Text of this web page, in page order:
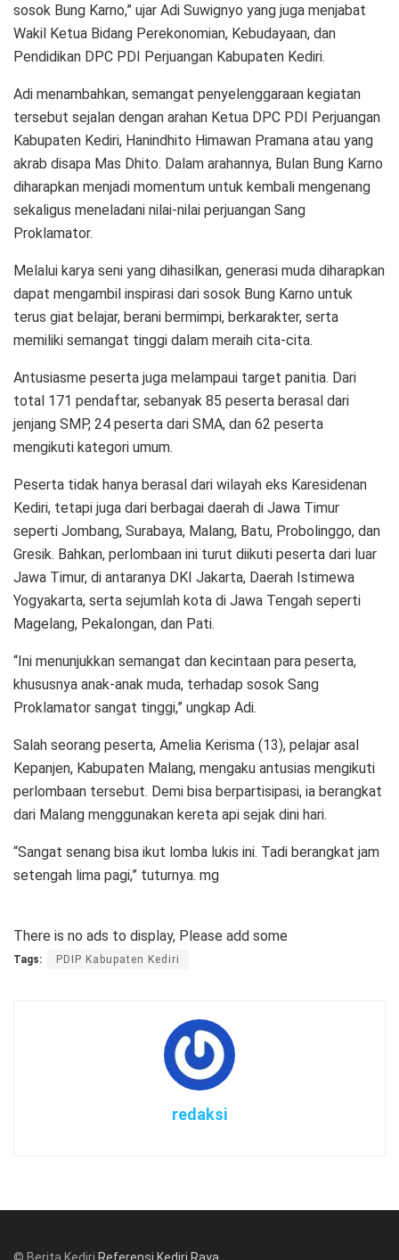
sosok Bung Karno,” ujar Adi Suwignyo yang juga menjabat
Wakil Ketua Bidang Perekonomian, Kebudayaan, dan
Pendidikan DPC PDI Perjuangan Kabupaten Kediri.
Adi menambahkan, semangat penyelenggaraan kegiatan
tersebut sejalan dengan arahan Ketua DPC PDI Perjuangan
Kabupaten Kediri, Hanindhito Himawan Pramana atau yang
akrab disapa Mas Dhito. Dalam arahannya, Bulan Bung Karno
diharapkan menjadi momentum untuk kembali mengenang
sekaligus meneladani nilai-nilai perjuangan Sang
Proklamator.
Melalui karya seni yang dihasilkan, generasi muda diharapkan
dapat mengambil inspirasi dari sosok Bung Karno untuk
terus giat belajar, berani bermimpi, berkarakter, serta
memiliki semangat tinggi dalam meraih cita-cita.
Antusiasme peserta juga melampaui target panitia. Dari
total 171 pendaftar, sebanyak 85 peserta berasal dari
jenjang SMP, 24 peserta dari SMA, dan 62 peserta
mengikuti kategori umum.
Peserta tidak hanya berasal dari wilayah eks Karesidenan
Kediri, tetapi juga dari berbagai daerah di Jawa Timur
seperti Jombang, Surabaya, Malang, Batu, Probolinggo, dan
Gresik. Bahkan, perlombaan ini turut diikuti peserta dari luar
Jawa Timur, di antaranya DKI Jakarta, Daerah Istimewa
Yogyakarta, serta sejumlah kota di Jawa Tengah seperti
Magelang, Pekalongan, dan Pati.
“Ini menunjukkan semangat dan kecintaan para peserta,
khususnya anak-anak muda, terhadap sosok Sang
Proklamator sangat tinggi,” ungkap Adi.
Salah seorang peserta, Amelia Kerisma (13), pelajar asal
Kepanjen, Kabupaten Malang, mengaku antusias mengikuti
perlombaan tersebut. Demi bisa berpartisipasi, ia berangkat
dari Malang menggunakan kereta api sejak dini hari.
“Sangat senang bisa ikut lomba lukis ini. Tadi berangkat jam
setengah lima pagi,” tuturnya. mg
There is no ads to display, Please add some
Tags: PDIP Kabupaten Kediri
redaksi